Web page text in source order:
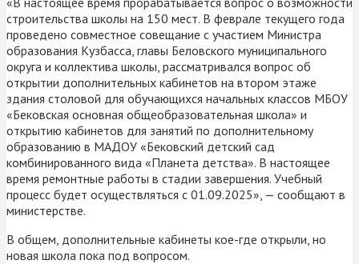
строительства школы на 150 мест. В феврале текущего года
проведено совместное совещание с участием Министра
образования Кузбасса, главы Беловского муниципального
округа и коллектива школы, рассматривался вопрос об
открытии дополнительных кабинетов на втором этаже
здания столовой для обучающихся начальных классов МБОУ
«Бековская основная общеобразовательная школа» и
открытию кабинетов для занятий по дополнительному
образованию в МАДОУ «Бековский детский сад
комбинированного вида «Планета детства». В настоящее
время ремонтные работы в стадии завершения. Учебный
процесс будет осуществляться с 01.09.2025», — сообщают в
министерстве.
В общем, дополнительные кабинеты кое-где открыли, но
новая школа пока под вопросом.